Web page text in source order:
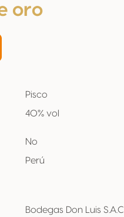
oro
Pisco
40% vol
No
Perú
Bodegas Don Luis S.A.C